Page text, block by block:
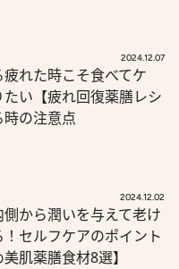
2024.12.07
れた時こそ食べてケ
たい【疲れ回復薬膳レシ
時の注意点
2024.12.02
から潤いを与えて老け
セルフケアのポイント
肌薬膳食材8選】